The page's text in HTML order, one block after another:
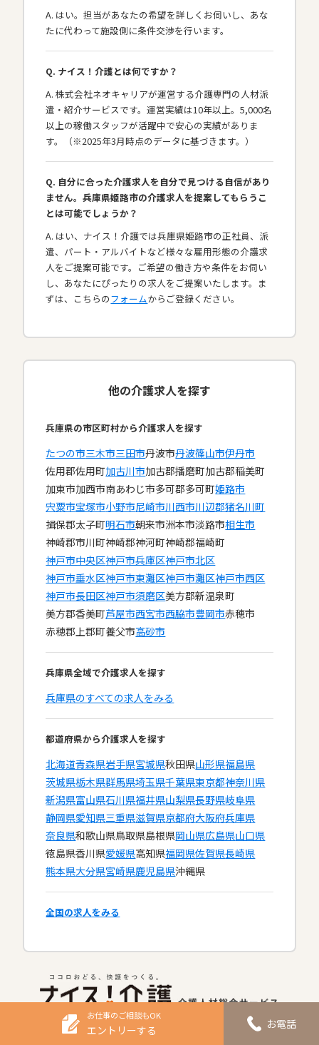
A. はい。担当があなたの希望を詳しくお伺いし、あな
たに代わって施設側に条件交渉を行います。
Q. ナイス！介護とは何ですか？
A. 株式会社ネオキャリアが運営する介護専門の人材派
遣・紹介サービスです。運営実績は10年以上。5,000名
以上の稼働スタッフが活躍中で安心の実績がありま
す。（※2025年3月時点のデータに基づきます。）
Q. 自分に合った介護求人を自分で見つける自信があり
ません。兵庫県姫路市の介護求人を提案してもらうこ
とは可能でしょうか？
A. はい、ナイス！介護では兵庫県姫路市の正社員、派
遣、パート・アルバイトなど様々な雇用形態の介護求
人をご提案可能です。ご希望の働き方や条件をお伺い
し、あなたにぴったりの求人をご提案いたします。ま
ずは、こちらのフォームからご登録ください。
他の介護求人を探す
兵庫県の市区町村から介護求人を探す
たつの市三木市三田市丹波市丹波篠山市伊丹市
佐用郡佐用町加古川市加古郡播磨町加古郡稲美町
加東市加西市南あわじ市多可郡多可町姫路市
宍粟市宝塚市小野市尼崎市川西市川辺郡猪名川町
揖保郡太子町明石市朝来市洲本市淡路市相生市
神崎郡市川町神崎郡神河町神崎郡福崎町
神戸市中央区神戸市兵庫区神戸市北区
神戸市垂水区神戸市東灘区神戸市灘区神戸市西区
神戸市長田区神戸市須磨区美方郡新温泉町
美方郡香美町芦屋市西宮市西脇市豊岡市赤穂市
赤穂郡上郡町養父市高砂市
兵庫県全域で介護求人を探す
兵庫県のすべての求人をみる
都道府県から介護求人を探す
北海道青森県岩手県宮城県秋田県山形県福島県
茨城県栃木県群馬県埼玉県千葉県東京都神奈川県
新潟県富山県石川県福井県山梨県長野県岐阜県
静岡県愛知県三重県滋賀県京都府大阪府兵庫県
奈良県和歌山県鳥取県島根県岡山県広島県山口県
徳島県香川県愛媛県高知県福岡県佐賀県長崎県
熊本県大分県宮崎県鹿児島県沖縄県
全国の求人をみる
お仕事のご相談もOK
お仕事のご相談もOK
エントリーする お電話